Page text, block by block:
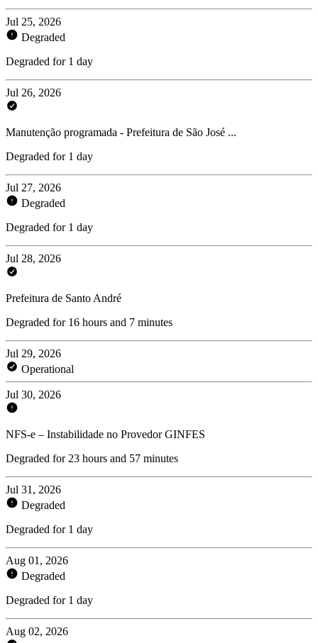
Jul 25, 2026
Degraded
Degraded for 1 day
Jul 26, 2026
Manutenção programada - Prefeitura de São José ...
Degraded for 1 day
Jul 27, 2026
Degraded
Degraded for 1 day
Jul 28, 2026
Prefeitura de Santo André
Degraded for 16 hours and 7 minutes
Jul 29, 2026
Operational
Jul 30, 2026
NFS-e – Instabilidade no Provedor GINFES
Degraded for 23 hours and 57 minutes
Jul 31, 2026
Degraded
Degraded for 1 day
Aug 01, 2026
Degraded
Degraded for 1 day
Aug 02, 2026